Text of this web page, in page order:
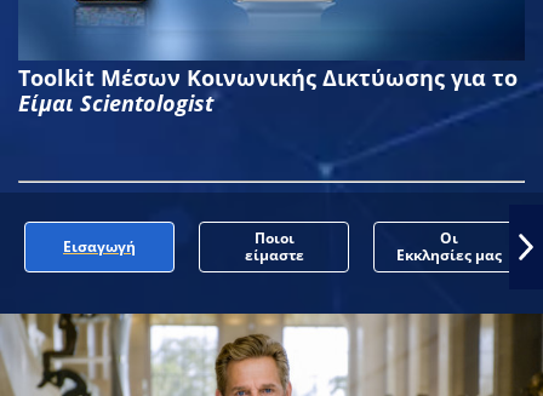
Toolkit Μέσων Κοινωνικής Δικτύωσης για το
Είμαι Scientologist
Εισαγωγή
Ποιοι
είμαστε
Οι
Εκκλησίες μας